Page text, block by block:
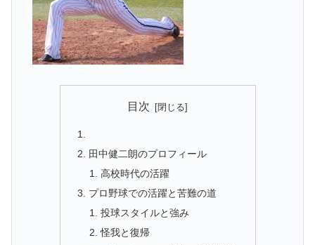
目次
田中健二朗のプロフィール
高校時代の活躍
プロ野球での活躍と苦難の道
投球スタイルと強み
怪我と復帰